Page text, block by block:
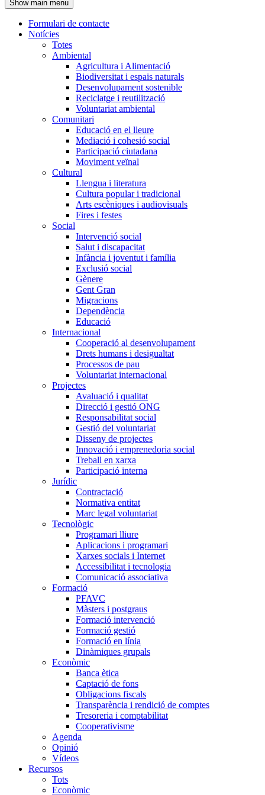
l'encapçalament
Show main menu
Navegació
principal
Formulari de contacte
Notícies
Totes
Ambiental
Agricultura i Alimentació
Biodiversitat i espais naturals
Desenvolupament sostenible
Reciclatge i reutilització
Voluntariat ambiental
Comunitari
Educació en el lleure
Mediació i cohesió social
Participació ciutadana
Moviment veïnal
Cultural
Llengua i literatura
Cultura popular i tradicional
Arts escèniques i audiovisuals
Fires i festes
Social
Intervenció social
Salut i discapacitat
Infància i joventut i família
Exclusió social
Gènere
Gent Gran
Migracions
Dependència
Educació
Internacional
Cooperació al desenvolupament
Drets humans i desigualtat
Processos de pau
Voluntariat internacional
Projectes
Avaluació i qualitat
Direcció i gestió ONG
Responsabilitat social
Gestió del voluntariat
Disseny de projectes
Innovació i emprenedoria social
Treball en xarxa
Participació interna
Jurídic
Contractació
Normativa entitat
Marc legal voluntariat
Tecnològic
Programari lliure
Aplicacions i programari
Xarxes socials i Internet
Accessibilitat i tecnologia
Comunicació associativa
Formació
PFAVC
Màsters i postgraus
Formació intervenció
Formació gestió
Formació en línia
Dinàmiques grupals
Econòmic
Banca ètica
Captació de fons
Obligacions fiscals
Transparència i rendició de comptes
Tresoreria i comptabilitat
Cooperativisme
Agenda
Opinió
Vídeos
Recursos
Tots
Econòmic